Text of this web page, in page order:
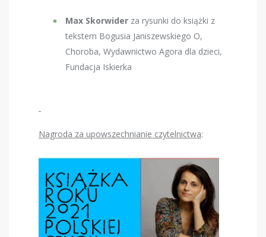
Max Skorwider za rysunki do książki z
tekstem Bogusia Janiszewskiego O,
Choroba, Wydawnictwo Agora dla dzieci,
Fundacja Iskierka
Nagroda za upowszechnianie czytelnictwa: